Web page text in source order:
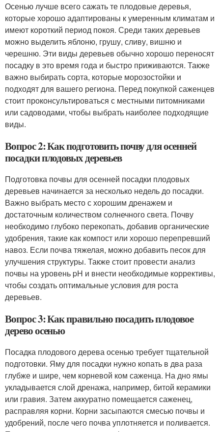
Осенью лучше всего сажать те плодовые деревья,
которые хорошо адаптированы к умеренным климатам и
имеют короткий период покоя. Среди таких деревьев
можно выделить яблоню, грушу, сливу, вишню и
черешню. Эти виды деревьев обычно хорошо переносят
посадку в это время года и быстро приживаются. Также
важно выбирать сорта, которые морозостойки и
подходят для вашего региона. Перед покупкой саженцев
стоит проконсультироваться с местными питомниками
или садоводами, чтобы выбрать наиболее подходящие
виды.
Вопрос 2: Как подготовить почву для осенней
посадки плодовых деревьев
Подготовка почвы для осенней посадки плодовых
деревьев начинается за несколько недель до посадки.
Важно выбрать место с хорошим дренажем и
достаточным количеством солнечного света. Почву
необходимо глубоко перекопать, добавив органические
удобрения, такие как компост или хорошо перепревший
навоз. Если почва тяжелая, можно добавить песок для
улучшения структуры. Также стоит провести анализ
почвы на уровень pH и внести необходимые коррективы,
чтобы создать оптимальные условия для роста
деревьев.
Вопрос 3: Как правильно посадить плодовое
дерево осенью
Посадка плодового дерева осенью требует тщательной
подготовки. Яму для посадки нужно копать в два раза
глубже и шире, чем корневой ком саженца. На дно ямы
укладывается слой дренажа, например, битой керамики
или гравия. Затем аккуратно помещается саженец,
расправляя корни. Корни засыпаются смесью почвы и
удобрений, после чего почва уплотняется и поливается.